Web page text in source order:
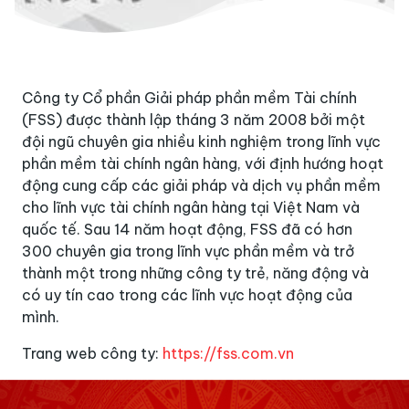
Công ty Cổ phần Giải pháp phần mềm Tài chính
(FSS) được thành lập tháng 3 năm 2008 bởi một
đội ngũ chuyên gia nhiều kinh nghiệm trong lĩnh vực
phần mềm tài chính ngân hàng, với định hướng hoạt
động cung cấp các giải pháp và dịch vụ phần mềm
cho lĩnh vực tài chính ngân hàng tại Việt Nam và
quốc tế. Sau 14 năm hoạt động, FSS đã có hơn
300 chuyên gia trong lĩnh vực phần mềm và trở
thành một trong những công ty trẻ, năng động và
có uy tín cao trong các lĩnh vực hoạt động của
mình.
Trang web công ty: https://fss.com.vn